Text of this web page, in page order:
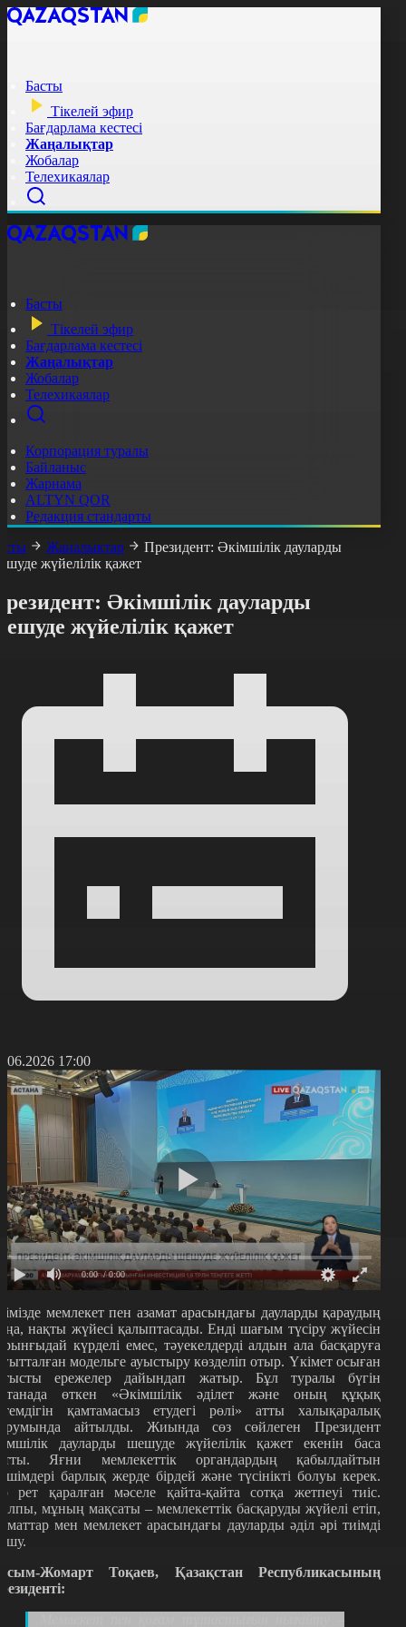
Басты
Тікелей эфир
Бағдарлама кестесі
Жаңалықтар
Жобалар
Телехикаялар
Басты
Тікелей эфир
Бағдарлама кестесі
Жаңалықтар
Жобалар
Телехикаялар
Корпорация туралы
Байланыс
Жарнама
ALTYN QOR
Редакция стандарты
Жаңалықтар
Президент: Әкімшілік дауларды
жүйелілік қажет
Әкімшілік дауларды
жүйелілік қажет
17:00
0:00 / 0:00
мемлекет пен азамат арасындағы дауларды қараудың
нақты жүйесі қалыптасады. Енді шағым түсіру жүйесін
күрделі емес, тәуекелдерді алдын ала басқаруға
модельге ауыстыру көзделіп отыр. Үкімет осыған
ережелер дайындап жатыр. Бұл туралы бүгін
өткен «Әкімшілік әділет және оның құқық
қамтамасыз етудегі рөлі» атты халықаралық
айтылды. Жиында сөз сөйлеген Президент
дауларды шешуде жүйелілік қажет екенін баса
Яғни мемлекеттік органдардың қабылдайтын
барлық жерде бірдей және түсінікті болуы керек.
рет қаралған мәселе қайта-қайта сотқа жетпеуі тиіс.
мұның мақсаты – мемлекеттік басқаруды жүйелі етіп,
мен мемлекет арасындағы дауларды әділ әрі тиімді
асым-Жомарт Тоқаев, Қазақстан Республикасының